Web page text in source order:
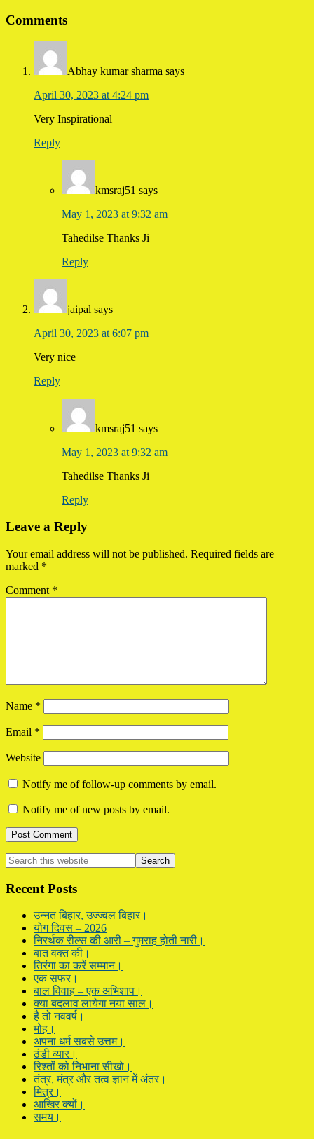
Reader
Interactions
Comments
Abhay kumar sharma says
April 30, 2023 at 4:24 pm
Very Inspirational
Reply
kmsraj51 says
May 1, 2023 at 9:32 am
Tahedilse Thanks Ji
Reply
jaipal says
April 30, 2023 at 6:07 pm
Very nice
Reply
kmsraj51 says
May 1, 2023 at 9:32 am
Tahedilse Thanks Ji
Reply
Leave a Reply
Your email address will not be published. Required fields are
marked *
Comment *
Name *
Email *
Website
Notify me of follow-up comments by email.
Notify me of new posts by email.
Primary
Sidebar
Search
this
website
Recent Posts
उन्नत बिहार, उज्ज्वल बिहार।
योग दिवस – 2026
निरर्थक रील्स की आरी – गुमराह होती नारी।
बात वक्त की।
तिरंगा का करें सम्मान।
एक सफर।
बाल विवाह – एक अभिशाप।
क्या बदलाव लायेगा नया साल।
है तो नववर्ष।
मोह।
अपना धर्म सबसे उत्तम।
ठंडी व्यार।
रिश्तों को निभाना सीखो।
तंत्र, मंत्र और तत्व ज्ञान में अंतर।
मित्र।
आखिर क्यों।
समय।